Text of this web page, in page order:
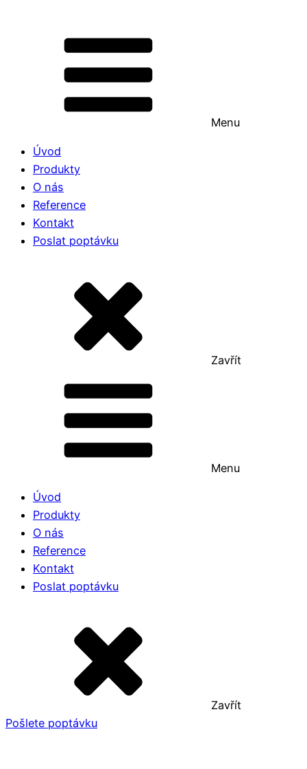
Menu
Úvod
Produkty
O nás
Reference
Kontakt
Poslat poptávku
Zavřít
Menu
Úvod
Produkty
O nás
Reference
Kontakt
Poslat poptávku
Zavřít
Pošlete poptávku